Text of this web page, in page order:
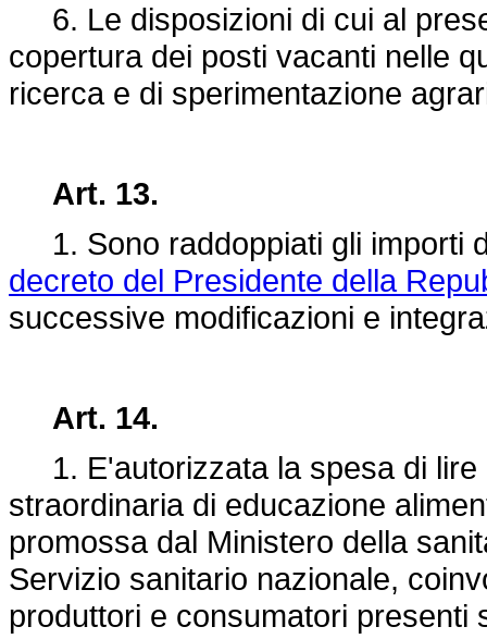
6. Le disposizioni di cui al
copertura dei posti vacanti nelle
ricerca e di sperimentazione
Art. 13.
1. Sono raddoppiati gli importi
decreto del Presidente della
successive modificazioni e
Art. 14.
1. E'autorizzata la spesa di lire
straordinaria di educazione
promossa dal Ministero della
Servizio sanitario nazionale,
produttori e consumatori